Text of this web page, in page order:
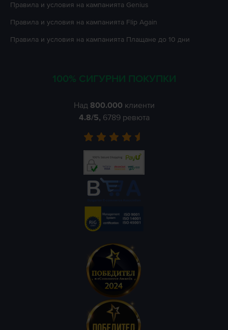
Правила и условия на кампанията Genius
Правила и условия на кампанията Flip Again
Правила и условия на кампанията Плащане до 10 дни
100% СИГУРНИ ПОКУПКИ
Над 800.000 клиенти
4.8/5, 6789 ревюта